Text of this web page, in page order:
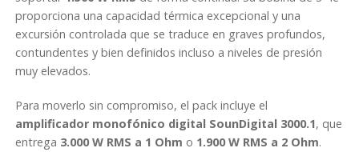
proporciona una capacidad térmica excepcional y una
excursión controlada que se traduce en graves profundos,
contundentes y bien definidos incluso a niveles de presión
muy elevados.
Para moverlo sin compromiso, el pack incluye el
amplificador monofónico digital SounDigital 3000.1, que
entrega 3.000 W RMS a 1 Ohm o 1.900 W RMS a 2 Ohm.